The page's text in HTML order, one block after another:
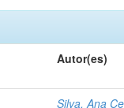
Autor(es)
Silva, Ana